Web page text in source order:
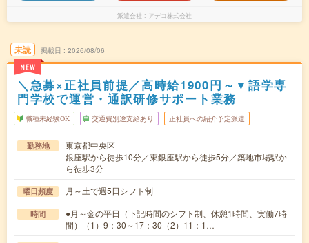
派遣会社 アデコ株式会社
未読
NEW
掲載日 2026/08/06
＼急募×正社員前提／高時給1900円～▼語学専
門学校で運営・通訳研修サポート業務
職種未経験OK 交通費別途支給あり 正社員への紹介予定派遣
勤務地
東京都中央区
銀座駅から徒歩10分／東銀座駅から徒歩5分／築地市場駅か
ら徒歩3分
曜日頻度 月～土で週5日シフト制
時間
●月～金の平日（下記時間のシフト制、休憩1時間、実働7時
間）（1）9：30～17：30（2）11：1…